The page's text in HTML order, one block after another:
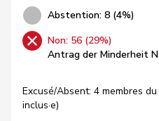
Abstention: 8 (4%)
Non: 56 (29%)
Antrag der Minderheit
Excusé/Absent: 4 membres
inclus·e)